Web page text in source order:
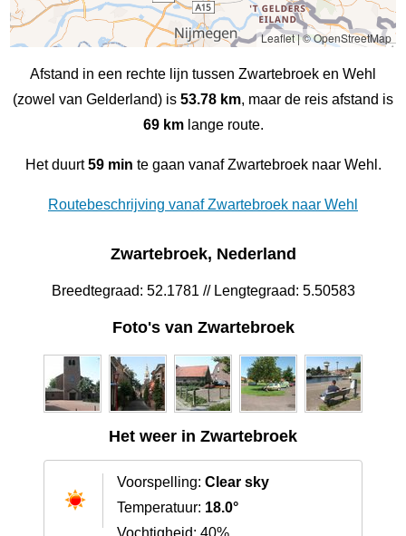
Leaflet|© OpenStreetMap
Afstand in een rechte lijn tussen Zwartebroek en Wehl
(zowel van Gelderland) is 53.78 km, maar de reis afstand is
69 kmlange route.
Het duurt59 min te gaan vanaf Zwartebroek naar Wehl.
Routebeschrijving vanaf Zwartebroek naar Wehl
Zwartebroek, Nederland
Breedtegraad: 52.1781 // Lengtegraad: 5.50583
Foto's van Zwartebroek
Het weer in Zwartebroek
Voorspelling: Clear sky
Temperatuur: 18.0°